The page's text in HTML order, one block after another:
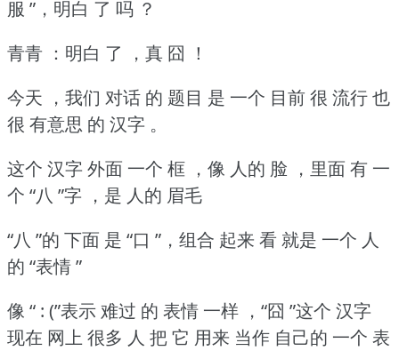
服 ”，明白 了 吗 ？
青青 ：明白 了 ，真 囧 ！
今天 ，我们 对话 的 题目 是 一个 目前 很 流行 也
很 有意思 的 汉字 。
这个 汉字 外面 一个 框 ，像 人的 脸 ，里面 有 一
个 “八 ”字 ，是 人的 眉毛
“八 ”的 下面 是 “口 ”，组合 起来 看 就是 一个 人
的 “表情 ”
像 “ : (”表示 难过 的 表情 一样 ，“囧 ”这个 汉字
现在 网上 很多 人 把 它 用来 当作 自己的 一个 表